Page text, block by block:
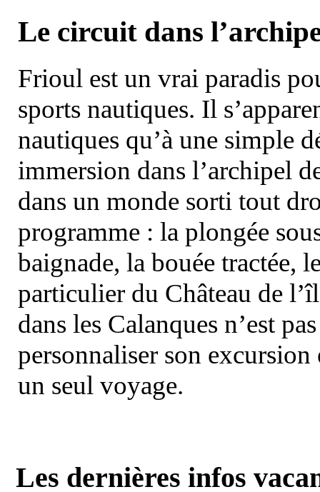
Le circuit dans
Frioul est un vrai paradis
sports nautiques. Il
nautiques qu’à une simple
immersion dans l’archipel
dans un monde sorti tout
programme : la plongée
baignade, la bouée tractée,
particulier du Château de
dans les Calanques n’est
personnaliser son
un seul voyage.
Les dernières infos